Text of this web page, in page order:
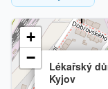
Lékařský
Kyjov
+
−